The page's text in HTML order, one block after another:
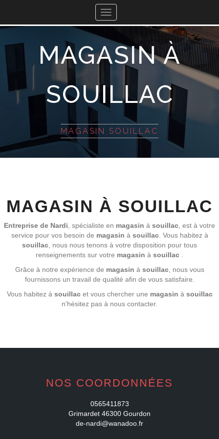
Toggle
navigation
MAGASIN À
SOUILLAC
MAGASIN SOUILLAC
MAGASIN À SOUILLAC
Entreprise de Nardi , spécialiste en magasin à souillac , est à votre
service pour vos besoin de magasin à souillac. Vous habitez à
souillac , nous nous tenons à votre disposition pour tous
renseignements sur votre magasin à souillac
Grâce à notre expérience de magasin à souillac, nous vous
fournissons un travail de qualité afin de vous satisfaire.
Vous habitez à souillacet vous chercher une magasin à souillac
n'hésitez pas à nous contacter.
NOS COORDONNÉES
0565411873
Grimardet 46300 Gourdon
de-nardi@wanadoo.fr